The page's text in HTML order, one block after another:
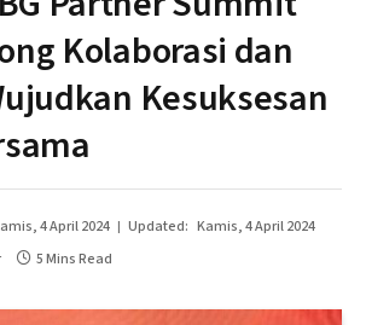
Kolaborasi dan
Kesuksesan
4 April 2024 Updated: Kamis, 4 April 2024
5 Mins Read